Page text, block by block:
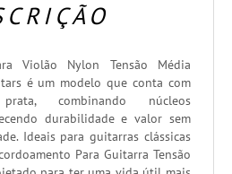
Violão Nylon Tensão Média
é um modelo que conta com
combinando núcleos
durabilidade e valor sem
Ideais para guitarras clássicas
Para Guitarra Tensão